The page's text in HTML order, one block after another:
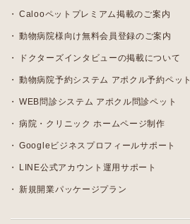
Calooペットプレミアム掲載のご案内
動物病院様向け無料会員登録のご案内
ドクターズインタビューの掲載について
動物病院予約システム アポクル予約ペット
WEB問診システム アポクル問診ペット
病院・クリニック ホームページ制作
Googleビジネスプロフィールサポート
LINE公式アカウント運用サポート
新規開業パッケージプラン